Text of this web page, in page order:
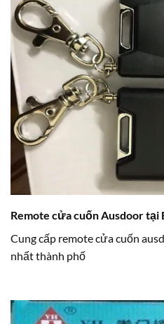
Remote cửa cuốn Ausdoor tại
Cung cấp remote cửa cuốn
nhất thành phố